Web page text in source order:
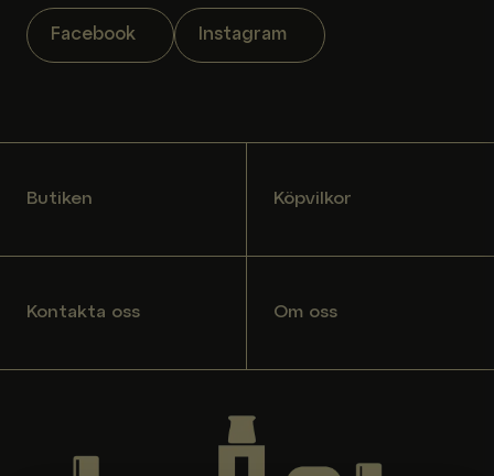
Facebook Instagram
Butiken Köpvilkor
Kontakta oss Om oss